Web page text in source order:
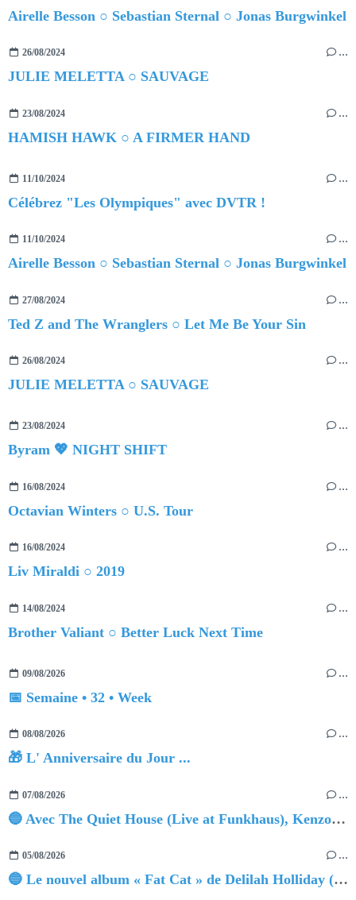
Airelle Besson ○ Sebastian Sternal ○ Jonas Burgwinkel
26/08/2024 …
JULIE MELETTA ○ SAUVAGE
23/08/2024 …
HAMISH HAWK ○ A FIRMER HAND
11/10/2024 …
Célébrez "Les Olympiques" avec DVTR !
11/10/2024 …
Airelle Besson ○ Sebastian Sternal ○ Jonas Burgwinkel
27/08/2024 …
Ted Z and The Wranglers ○ Let Me Be Your Sin
26/08/2024 …
JULIE MELETTA ○ SAUVAGE
23/08/2024 …
Byram 💖 NIGHT SHIFT
16/08/2024 …
Octavian Winters ○ U.S. Tour
16/08/2024 …
Liv Miraldi ○ 2019
14/08/2024 …
Brother Valiant ○ Better Luck Next Time
09/08/2026 …
📅 Semaine • 32 • Week
08/08/2026 …
🎁 L' Anniversaire du Jour ...
07/08/2026 …
🔵 Avec The Quiet House (Live at Funkhaus), Kenzo Zurzolo livre une performance aussi intense qu'envoûtante.
05/08/2026 …
🔵 Le nouvel album « Fat Cat » de Delilah Holliday (sortie le 30 Octobre 2026)